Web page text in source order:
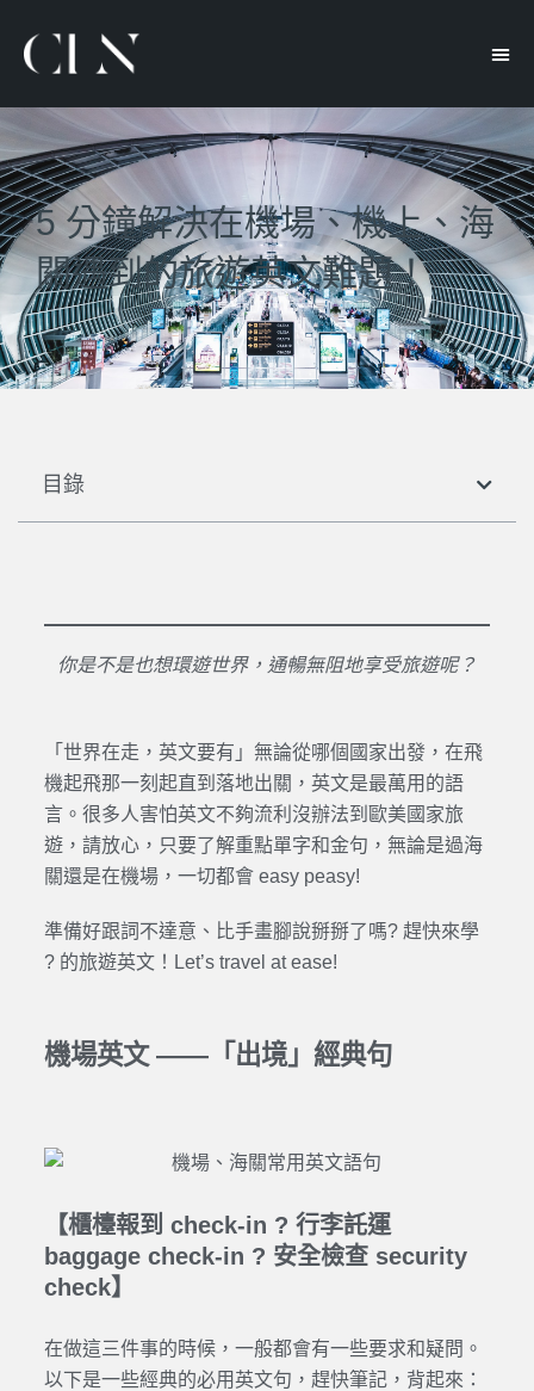
5 分鐘解決在機場、機上、海
關遇到的旅遊英文難題！
目錄
你是不是也想環遊世界，通暢無阻地享受旅遊呢？
「世界在走，英文要有」無論從哪個國家出發，在飛
機起飛那一刻起直到落地出關，英文是最萬用的語
言。很多人害怕英文不夠流利沒辦法到歐美國家旅
遊，請放心，只要了解重點單字和金句，無論是過海
關還是在機場，一切都會 easy peasy!
準備好跟詞不達意、比手畫腳說掰掰了嗎? 趕快來學
? 的旅遊英文！Let’s travel at ease!
機場英文 ——「出境」經典句
【櫃檯報到 check-in ? 行李託運
baggage check-in ? 安全檢查 security
check】
在做這三件事的時候，一般都會有一些要求和疑問。
以下是一些經典的必用英文句，趕快筆記，背起來：